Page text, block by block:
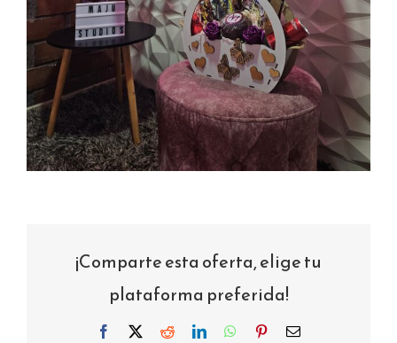
¡Comparte esta oferta, elige tu
plataforma preferida!
Facebook RedditLinkedInWhatsApp
PinterestCorreo